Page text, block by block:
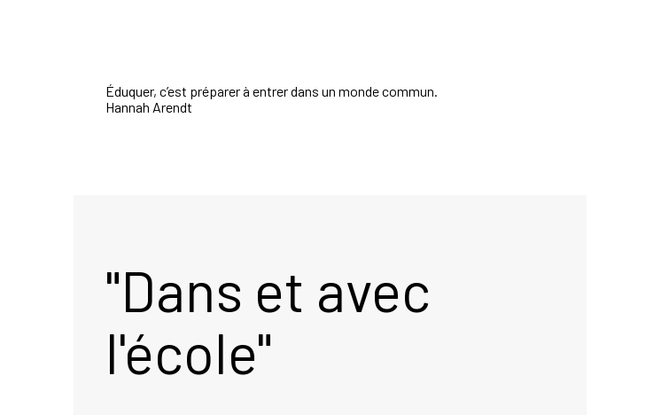
Éduquer, c’est préparer à entrer dans un monde commun.
Hannah Arendt
"Dans et avec
l'école"